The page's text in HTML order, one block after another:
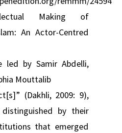
Making of
An Actor‑Centred
led by Samir Abdelli,
Mouttalib
(Dakhli, 2009: 9),
by their
that emerged